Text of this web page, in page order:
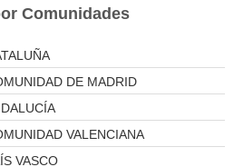
Comunidades
DE MADRID
VALENCIANA
VASCO